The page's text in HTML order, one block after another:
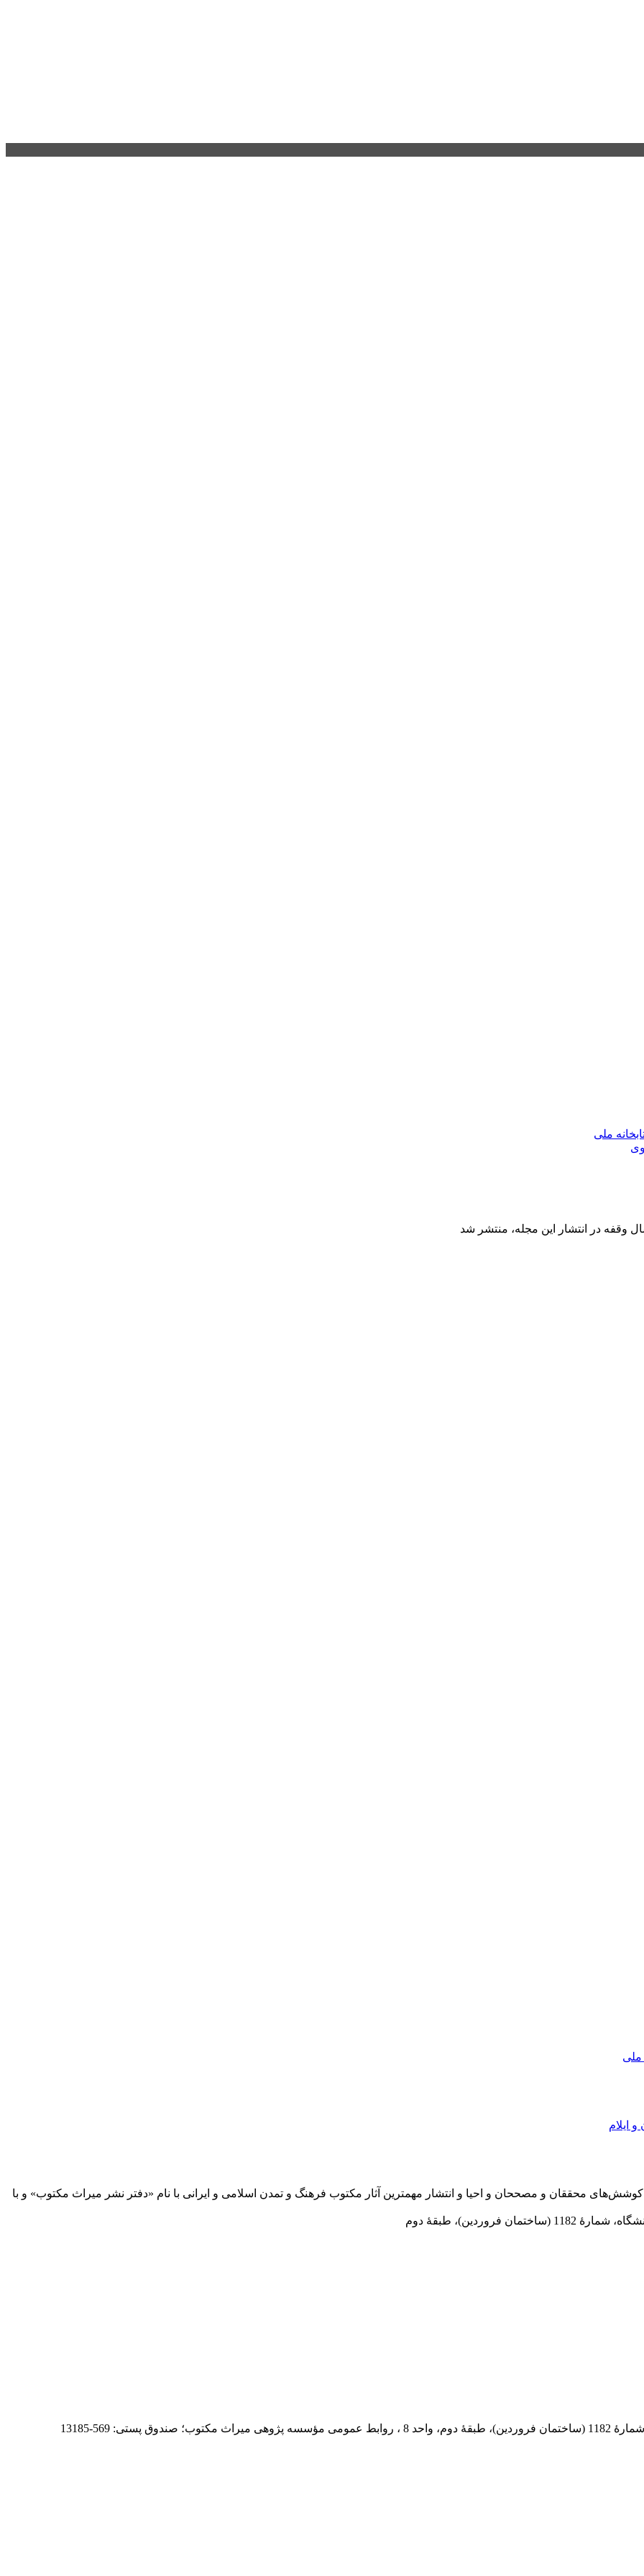
ملی
وقفه در انتشار این مجله، منتشر شد
ملی
ایلام
در سال 1372 ش به قصد حمایت از كوشش‌های محققان و مصححان و احیا و انتشار مهمترین آثار مكتوب فرهنگ و تمدن اسلامی و ایرانی با نام «دفتر نشر میراث مكتوب» و با
طبقۀ دوم
569-13185